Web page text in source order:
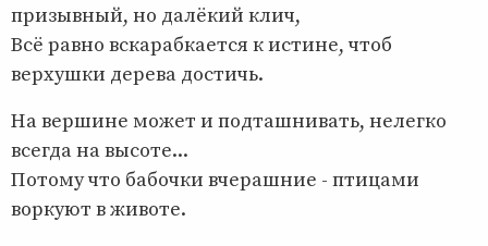
призывный, но далёкий клич,
Всё равно вскарабкается к истине, чтоб
верхушки дерева достичь.
На вершине может и подташнивать, нелегко
всегда на высоте...
Потому что бабочки вчерашние - птицами
воркуют в животе.